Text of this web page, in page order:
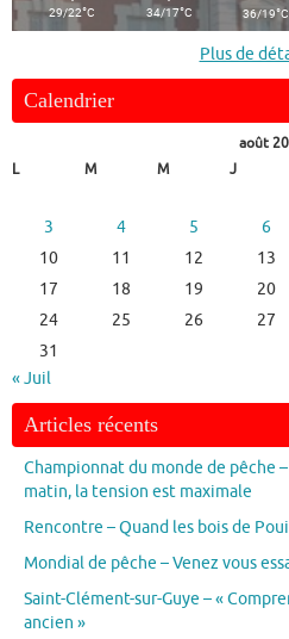
29/22°C 34/17°C 36/19°C
Plus de
Calendrier
août
L
M M J
3
4 5 6
10
11 12 13
17
18 19 20
24
25 26 27
31
« Juil
Articles récents
Championnat du monde de pêche
matin, la tension est maximale
Rencontre – Quand les bois de
Mondial de pêche – Venez vous
Saint-Clément-sur-Guye – «
ancien »